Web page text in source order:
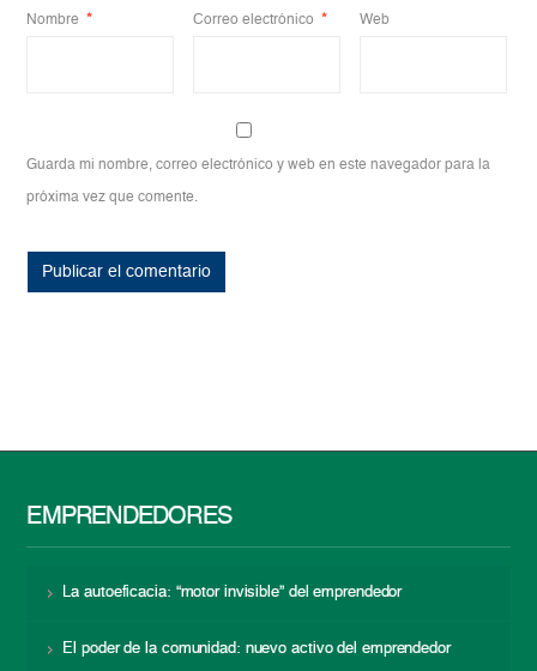
Nombre * Correo electrónico * Web
Guarda mi nombre, correo electrónico y web en este navegador para la
próxima vez que comente.
EMPRENDEDORES
La autoeficacia: “motor invisible” del emprendedor
El poder de la comunidad: nuevo activo del emprendedor